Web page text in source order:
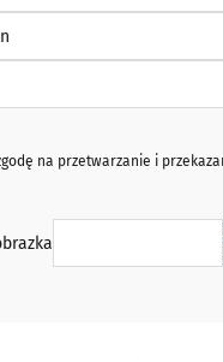
na przetwarzanie i